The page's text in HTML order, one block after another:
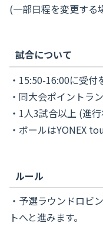
(一部日程を変更する
試合について
・15:50-16:00に受付
・同大会ポイントラ
・1人3試合以上 (進
・ボールはYONEX
ルール
・予選ラウンドロビ
トへと進みます。